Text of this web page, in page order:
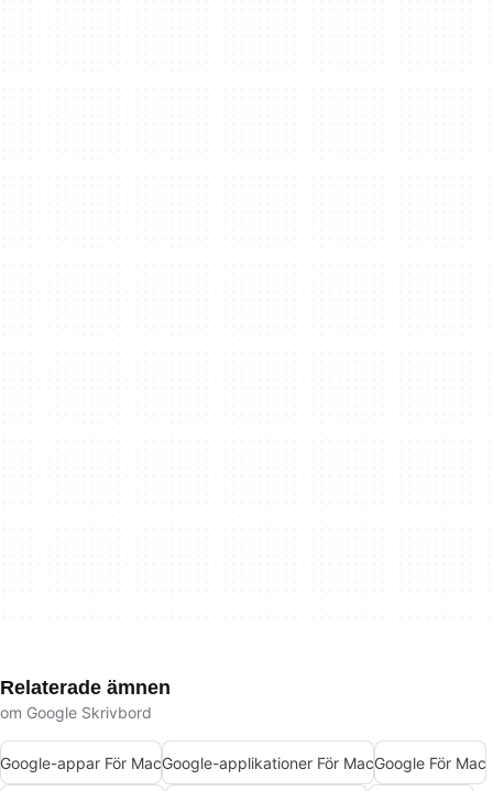
Relaterade ämnen
om Google Skrivbord
Google-appar För MacGoogle-applikationer För MacGoogle För Mac